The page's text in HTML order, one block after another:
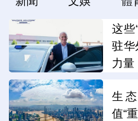
这些
驻华
力量
生
值“